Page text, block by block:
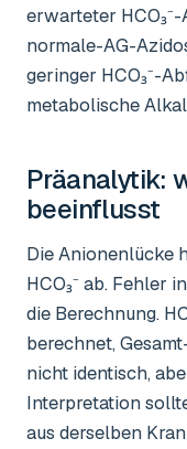
erwarteter
normale-AG-
geringer HCO₃⁻-
metabolische
Präanalytik:
beeinflusst
Die Anionenlücke
HCO₃⁻ ab. Fehler
die Berechnung.
berechnet,
nicht identisch,
Interpretation
aus derselben